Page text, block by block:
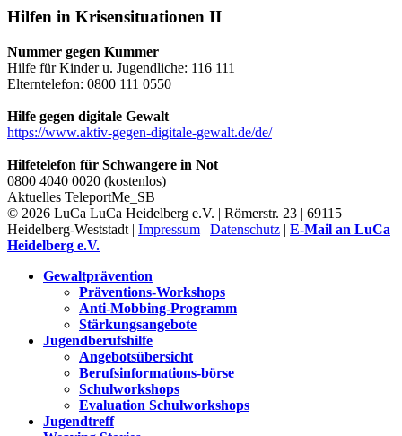
Hilfen in Krisensituationen II
Nummer gegen Kummer
Hilfe für Kinder u. Jugendliche: 116 111
Elterntelefon: 0800 111 0550
Hilfe gegen digitale Gewalt
https://www.aktiv-gegen-digitale-gewalt.de/de/
Hilfetelefon für Schwangere in Not
0800 4040 0020 (kostenlos)
Aktuelles TeleportMe_SB
© 2026 LuCa LuCa Heidelberg e.V. | Römerstr. 23 | 69115
Heidelberg-Weststadt | Impressum | Datenschutz | E-Mail an LuCa
Heidelberg e.V.
Gewaltprävention
Präventions-Workshops
Anti-Mobbing-Programm
Stärkungsangebote
Jugendberufshilfe
Angebotsübersicht
Berufsinformations-börse
Schulworkshops
Evaluation Schulworkshops
Jugendtreff